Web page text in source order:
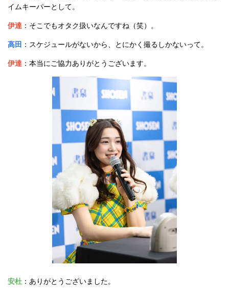
イムキーパーとして。
伊達 ：そこでもオタク扱いなんですね（笑）。
高田 ：スケジュールがないから、とにかく撮るしかないって。
伊達 ：本当にご協力ありがとうございます。
安杜 ：ありがとうございました。